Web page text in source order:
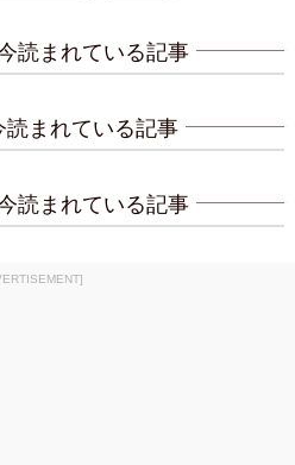
読まれている記事
読まれている記事
読まれている記事